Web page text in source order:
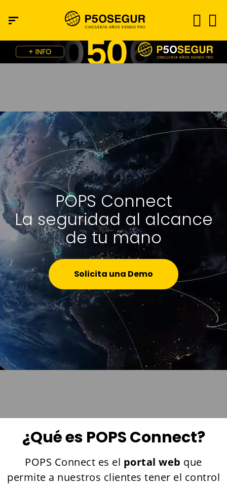
POPS Connect
La seguridad al alcance
de tu mano
Solicita una Demo
¿Qué es POPS Connect?
POPS Connect es el portal web que
permite a nuestros clientes tener el control